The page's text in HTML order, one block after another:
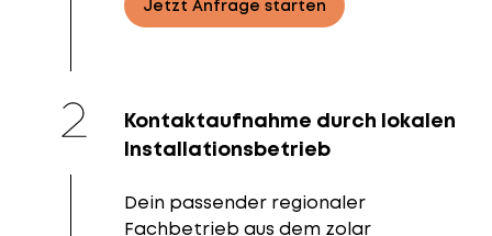
Jetzt Anfrage starten
Kontaktaufnahme durch lokalen
Installationsbetrieb
Dein passender regionaler
Fachbetrieb aus dem zolar